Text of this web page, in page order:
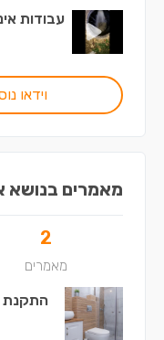
עבודות
וידאו
מאמרים בנושא
2
מאמרים
התקנת